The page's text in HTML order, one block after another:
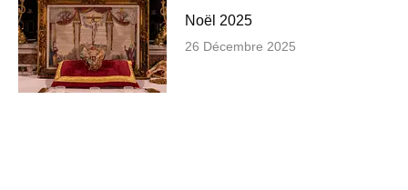
Noël 2025
26 Décembre 2025